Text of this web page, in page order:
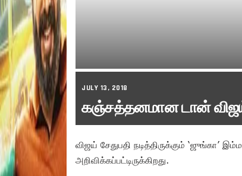
JULY 13, 2018
கஞ்சத்தனமான டான் விஜய்
விஜய் சேதுபதி நடித்திருக்கும் ‘ஜுங்கா’
அறிவிக்கப்பட்டிருக்கிறது.